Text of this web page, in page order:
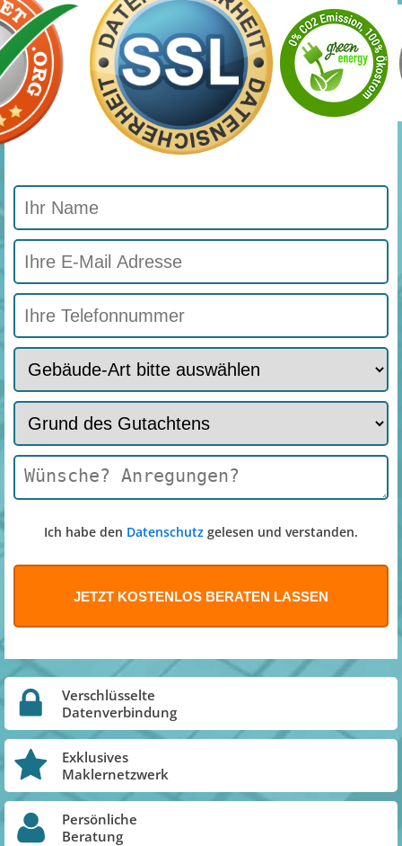
Ich habe den Datenschutz gelesen und verstanden.
Verschlüsselte
Datenverbindung
Exklusives
Maklernetzwerk
Persönliche
Beratung